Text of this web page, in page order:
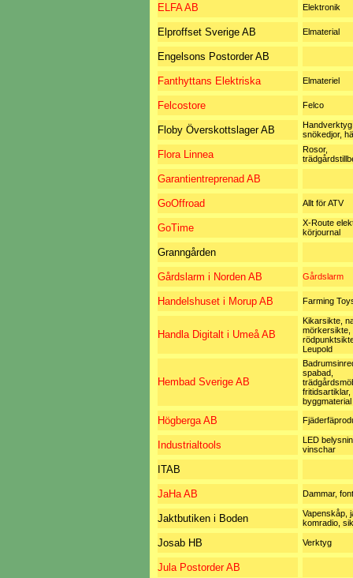
ELFA AB Elektronik
Elproffset Sverige AB Elmaterial
Engelsons Postorder AB
Fanthyttans Elektriska Elmateriel
Felcostore Felco
Floby Överskottslager AB
snökedjor,
Flora Linnea
Rosor,
Garantientreprenad AB
GoOffroad Allt för ATV
GoTime
X-Route
körjournal
Granngården
Gårdslarm i Norden AB Gårdslarm
Handelshuset i Morup AB Farming
Handla Digitalt i Umeå AB
Kikarsikte,
mörkersikte,
Leupold
Hembad Sverige AB
spabad,
fritidsartiklar,
byggmaterial
Högberga AB
Industrialtools
LED
vinschar
ITAB
JaHa AB Dammar,
Jaktbutiken i Boden
Vapenskåp,
komradio,
Josab HB Verktyg
Jula Postorder AB